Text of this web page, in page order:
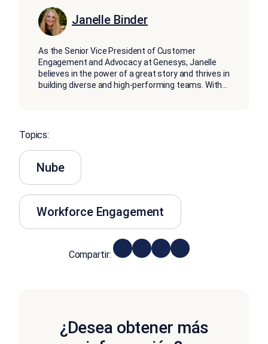
Janelle Binder
As the Senior Vice President of Customer
Engagement and Advocacy at Genesys, Janelle
believes in the power of a great story and thrives in
building diverse and high-performing teams. With...
Topics:
Nube
Workforce Engagement
Compartir:
¿Desea obtener más